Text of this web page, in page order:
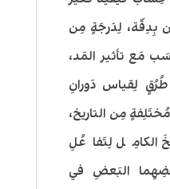
بِدِقّة، لِدَرجَةٍ مِن
مَع تأثير المَد،
لِقياس دَورانِ
مِن التاريخ،
الكامِل لِتَفاعُلِ
البَعضِ في